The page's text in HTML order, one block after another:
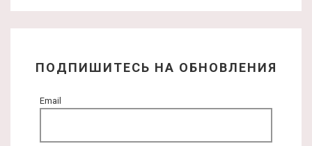
ПОДПИШИТЕСЬ НА ОБНОВЛЕНИЯ
Email